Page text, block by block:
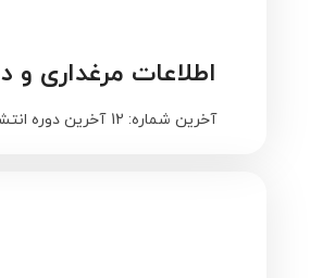
اطلاعات مرغداری و
آخرین شماره: 12 آخرین دوره